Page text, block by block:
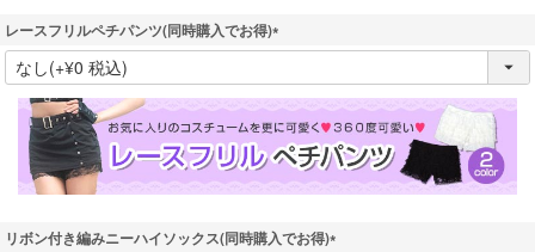
レースフリルペチパンツ(同時購入でお得)
(
必
須
)
リボン付き編みニーハイソックス(同時購入でお得)